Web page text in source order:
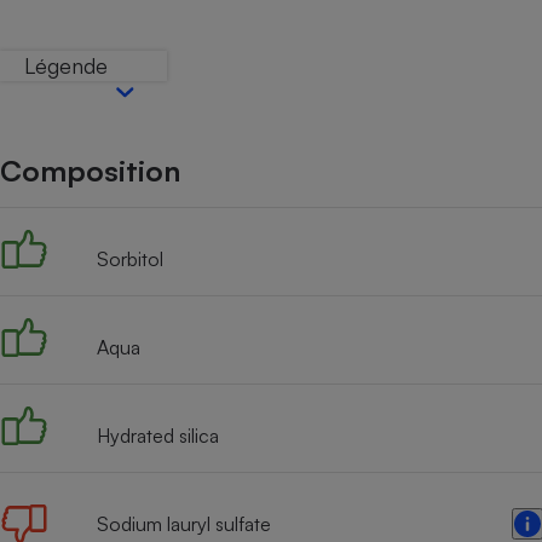
Légende
Composition
Sorbitol
Aqua
Hydrated silica
Sodium lauryl sulfate